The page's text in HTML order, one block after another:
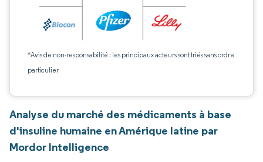
*Avis de non-responsabilité : les principaux acteurs sont triés sans ordre
particulier
Analyse du marché des médicaments à base
d'insuline humaine en Amérique latine par
Mordor Intelligence